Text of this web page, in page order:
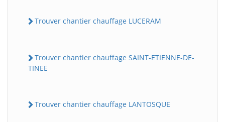
Trouver chantier chauffage LUCERAM
Trouver chantier chauffage SAINT-ETIENNE-DE-
TINEE
Trouver chantier chauffage LANTOSQUE